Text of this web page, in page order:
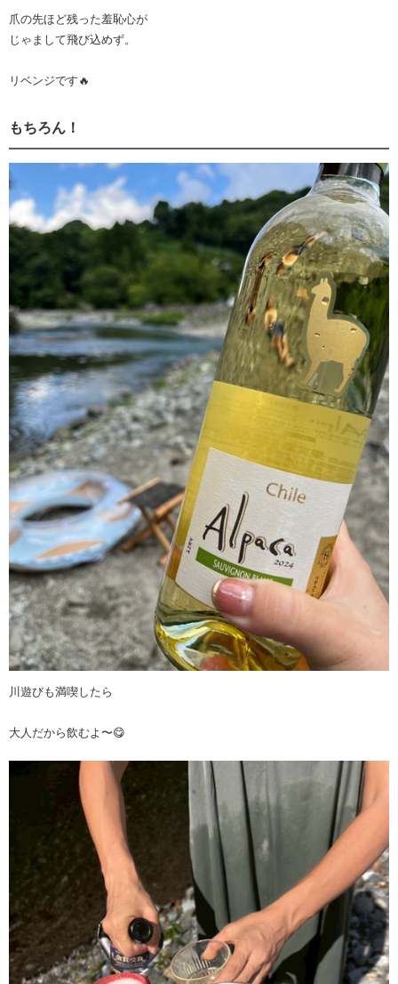
爪の先ほど残った羞恥心が
じゃまして飛び込めず。
リベンジです🔥
もちろん！
川遊びも満喫したら
大人だから飲むよ〜😋